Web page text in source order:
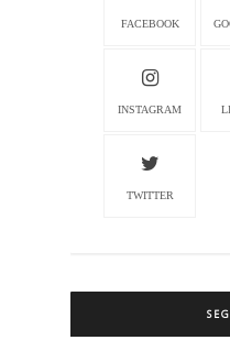
FACEBOOK
INSTAGRAM
TWITTER